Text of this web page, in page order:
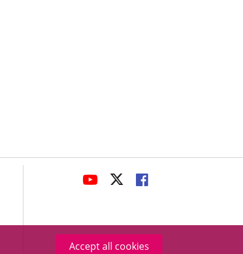
Accept all cookies
LINK
APPLICATION.
LINK
APPLICATION.
LINK
APPLICATION.